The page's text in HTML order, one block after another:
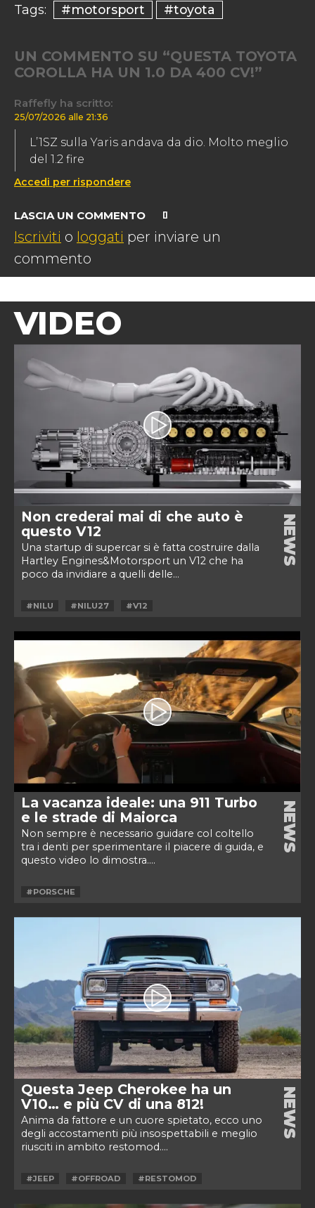
Tags: #motorsport #toyota
UN COMMENTO SU “QUESTA TOYOTA
COROLLA HA UN 1.0 DA 400 CV!”
Raffefly ha scritto:
25/07/2026 alle 21:36
L’1SZ sulla Yaris andava da dio. Molto meglio
del 1.2 fire
Accedi per rispondere
LASCIA UN COMMENTO
Iscriviti o loggati per inviare un
commento
VIDEO
Non crederai mai di che auto è
questo V12
Una startup di supercar si è fatta costruire dalla
Hartley Engines&Motorsport un V12 che ha
poco da invidiare a quelli delle...
NEWS
#NILU #NILU27 #V12
La vacanza ideale: una 911 Turbo
e le strade di Maiorca
Non sempre è necessario guidare col coltello
tra i denti per sperimentare il piacere di guida, e
questo video lo dimostra....
NEWS
#PORSCHE
Questa Jeep Cherokee ha un
V10… e più CV di una 812!
Anima da fattore e un cuore spietato, ecco uno
degli accostamenti più insospettabili e meglio
riusciti in ambito restomod....
NEWS
#JEEP #OFFROAD #RESTOMOD